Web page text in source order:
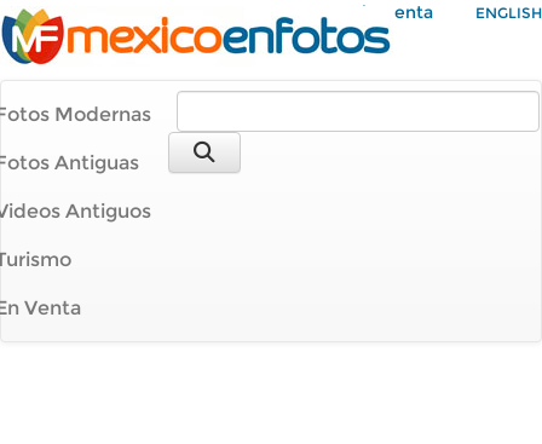
Mi Cuenta ENGLISH
Modernas
Antiguas
Antiguos
Venta